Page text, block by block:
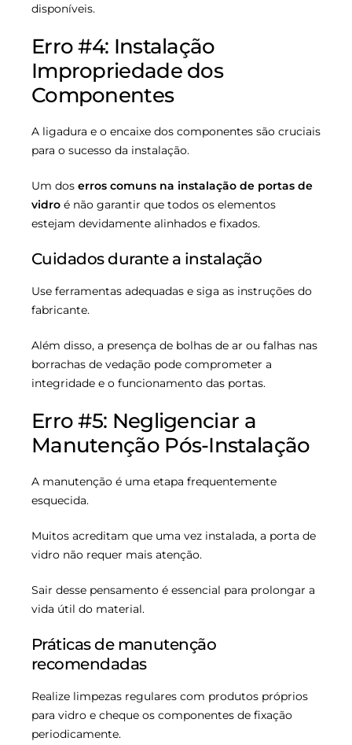
disponíveis.
Erro #4: Instalação
Impropriedade dos
Componentes
A ligadura e o encaixe dos componentes são cruciais
para o sucesso da instalação.
Um dos erros comuns na instalação de portas de
vidro é não garantir que todos os elementos
estejam devidamente alinhados e fixados.
Cuidados durante a instalação
Use ferramentas adequadas e siga as instruções do
fabricante.
Além disso, a presença de bolhas de ar ou falhas nas
borrachas de vedação pode comprometer a
integridade e o funcionamento das portas.
Erro #5: Negligenciar a
Manutenção Pós-Instalação
A manutenção é uma etapa frequentemente
esquecida.
Muitos acreditam que uma vez instalada, a porta de
vidro não requer mais atenção.
Sair desse pensamento é essencial para prolongar a
vida útil do material.
Práticas de manutenção
recomendadas
Realize limpezas regulares com produtos próprios
para vidro e cheque os componentes de fixação
periodicamente.